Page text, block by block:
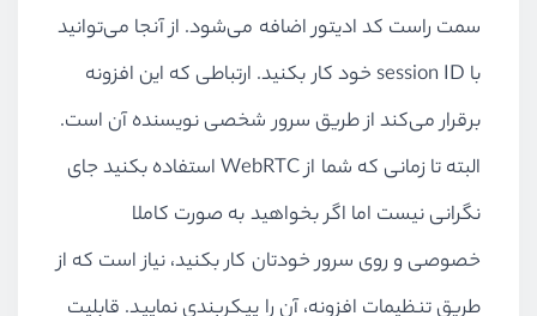
سمت راست کد ادیتور اضافه می‌شود. از آنجا می‌توانید
با session ID خود کار بکنید. ارتباطی که این افزونه
برقرار می‌کند از طریق سرور شخصی نویسنده آن است.
البته تا زمانی که شما از WebRTC استفاده بکنید جای
نگرانی نیست اما اگر بخواهید به صورت کاملا
خصوصی و روی سرور خودتان کار بکنید، نیاز است که از
طریق تنظیمات افزونه، آن را پیکربندی نمایید. قابلیت